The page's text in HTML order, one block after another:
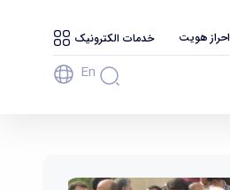
احراز هویت خدمات الکترونیک
En